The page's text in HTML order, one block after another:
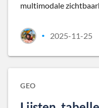
multimodale
• 2025-11-25
GEO